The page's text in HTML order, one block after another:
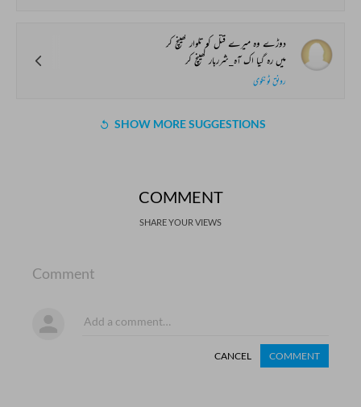
دوڑے وہ میرے قتل کو تلوار کھینچ کر
میں رہ گیا اک آہ_شرربار کھینچ کر
رونق ٹونکوی
SHOW MORE SUGGESTIONS
COMMENT
SHARE YOUR VIEWS
Comment
CANCEL COMMENT